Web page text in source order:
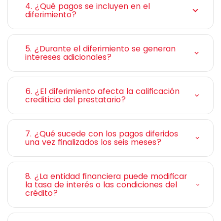
4. ¿Qué pagos se incluyen en el
diferimiento?
5. ¿Durante el diferimiento se generan
intereses adicionales?
6. ¿El diferimiento afecta la calificación
crediticia del prestatario?
7. ¿Qué sucede con los pagos diferidos
una vez finalizados los seis meses?
8. ¿La entidad financiera puede modificar
la tasa de interés o las condiciones del
crédito?